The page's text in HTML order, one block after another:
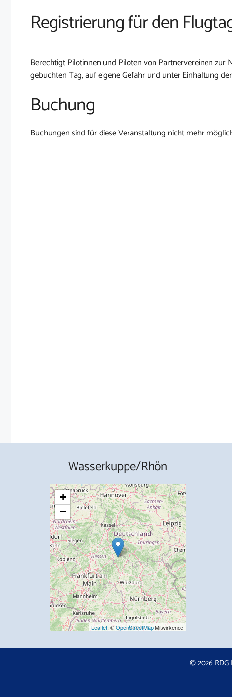
Registrierung für den
Berechtigt Pilotinnen und Piloten von Partnervereinen zur
gebuchten Tag, auf eigene Gefahr und unter Einhaltung
Buchung
Buchungen sind für diese Veranstaltung nicht mehr
Wasserkuppe/Rhön
+
−
Leaflet, ©OpenStreetMapMitwirkende
© 2026 RDG